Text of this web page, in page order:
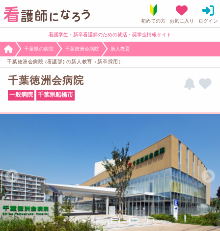
看護学生・新卒看護師のための就活・奨学金情報サイト
千葉県の病院 千葉徳洲会病院 新人教育
千葉徳洲会病院 (看護部) の新人教育（新卒採用）
千葉徳洲会病院
一般病院 千葉県船橋市